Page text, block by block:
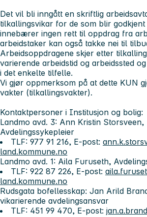
Det vil bli inngått en skriftlig
tilkallingsvikar for de som blir
innebærer ingen rett til oppdrag fra
arbeidstaker kan også takke nei til
Arbeidsoppdragene skjer etter
varierende arbeidstid og arbeidssted
i det enkelte tilfelle.
Vi gjør oppmerksom på at dette KUN
vakter (tilkallingsvakter).
Kontaktpersoner i Institusjon og bolig:
Landmo avd. 3: Ann Kristin Storsveen,
Avdelingssykepleier
TLF: 977 91 216, E-post:
land.kommune.no
Landmo avd. 1: Aila Furuseth,
TLF: 922 87 226, E-post:
land.kommune.no
Rudsgata bofellesskap: Jan Arild
vikarierende avdelingsansvar
TLF: 451 99 470, E-post: